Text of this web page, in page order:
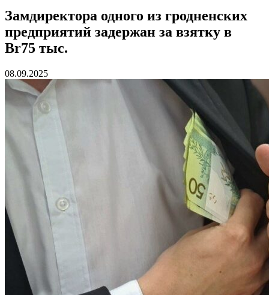
Замдиректора одного из гродненских
предприятий задержан за взятку в
Br75 тыс.
08.09.2025